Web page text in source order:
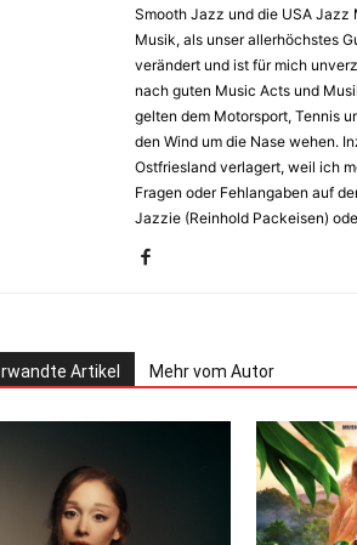
Smooth Jazz und die USA Jazz
Musik, als unser allerhöchstes
verändert und ist für mich
nach guten Music Acts und
gelten dem Motorsport, Tennis
den Wind um die Nase wehen.
Ostfriesland verlagert, weil ich
Fragen oder Fehlangaben auf
Jazzie (Reinhold Packeisen)
Artikel Mehr vom Autor